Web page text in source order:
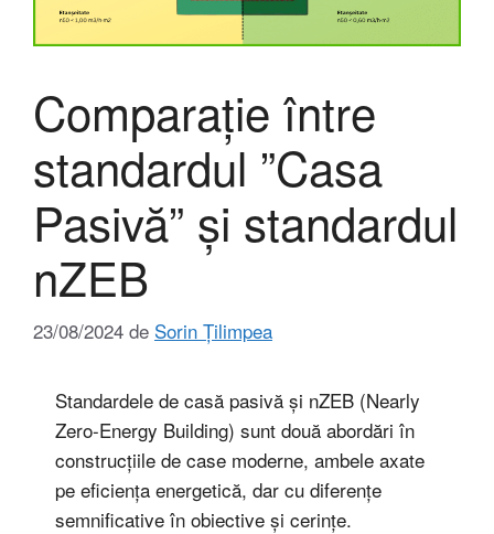
Comparație între
standardul ”Casa
Pasivă” și standardul
nZEB
23/08/2024 de Sorin Țilimpea
Standardele de casă pasivă și nZEB (Nearly
Zero-Energy Building) sunt două abordări în
construcțiile de case moderne, ambele axate
pe eficiența energetică, dar cu diferențe
semnificative în obiective și cerințe.